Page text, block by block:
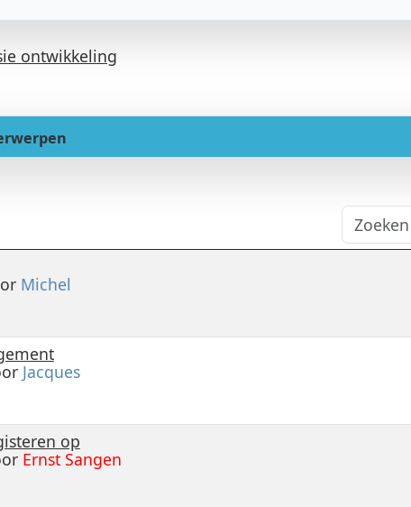
ontwikkeling
Michel
Jacques
op
Ernst Sangen